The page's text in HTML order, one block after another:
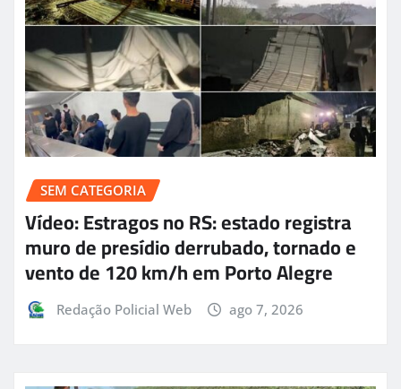
SEM CATEGORIA
Vídeo: Estragos no RS: estado registra
muro de presídio derrubado, tornado e
vento de 120 km/h em Porto Alegre
Redação Policial Web ago 7, 2026